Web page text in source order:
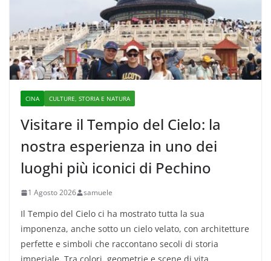
CINA CULTURE, STORIA E NATURA
Visitare il Tempio del Cielo: la
nostra esperienza in uno dei
luoghi più iconici di Pechino
1 Agosto 2026 samuele
Il Tempio del Cielo ci ha mostrato tutta la sua
imponenza, anche sotto un cielo velato, con architetture
perfette e simboli che raccontano secoli di storia